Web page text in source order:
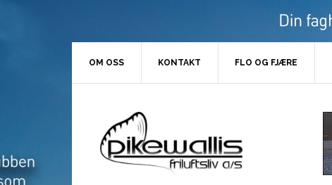
OM OSS KONTAKT FLO OG FJÆRE